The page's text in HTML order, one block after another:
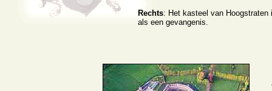
Rechts: Het kasteel van Hoogstraten
als een gevangenis.